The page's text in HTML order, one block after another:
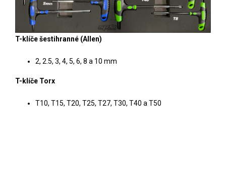
T-klíče šestihranné (Allen)
2, 2.5, 3, 4, 5, 6, 8 a 10 mm
T-klíče Torx
T10, T15, T20, T25, T27, T30, T40 a T50